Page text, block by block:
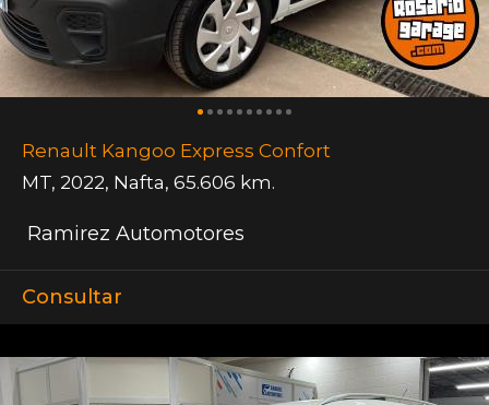
Renault Kangoo Express Confort
MT, 2022, Nafta, 65.606 km.
Ramirez Automotores
Consultar